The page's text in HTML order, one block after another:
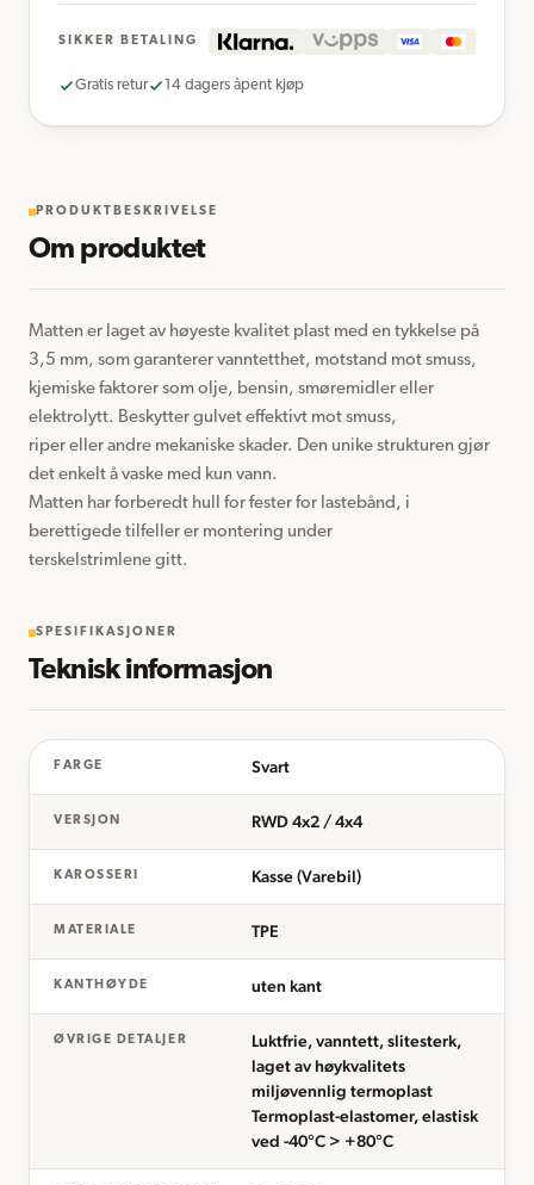
SIKKER BETALING
Gratis retur 14 dagers åpent kjøp
PRODUKTBESKRIVELSE
Om produktet
Matten er laget av høyeste kvalitet plast med en tykkelse på
3,5 mm, som garanterer vanntetthet, motstand mot smuss,
kjemiske faktorer som olje, bensin, smøremidler eller
elektrolytt. Beskytter gulvet effektivt mot smuss,
riper eller andre mekaniske skader. Den unike strukturen gjør
det enkelt å vaske med kun vann.
Matten har forberedt hull for fester for lastebånd, i
berettigede tilfeller er montering under
terskelstrimlene gitt.
SPESIFIKASJONER
Teknisk informasjon
FARGE Svart
VERSJON RWD 4x2 / 4x4
KAROSSERI Kasse (Varebil)
MATERIALE TPE
KANTHØYDE uten kant
ØVRIGE DETALJER
Luktfrie, vanntett, slitesterk,
laget av høykvalitets
miljøvennlig termoplast
Termoplast-elastomer, elastisk
ved -40°C > +80°C